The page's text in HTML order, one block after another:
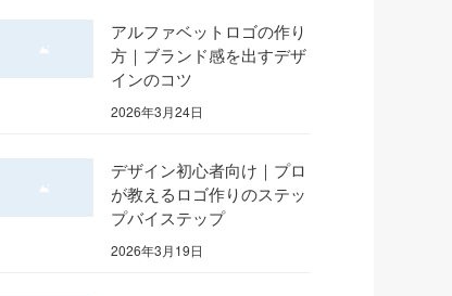
アルファベットロゴの作り
方｜ブランド感を出すデザ
インのコツ
2026年3月24日
デザイン初心者向け｜プロ
が教えるロゴ作りのステッ
プバイステップ
2026年3月19日